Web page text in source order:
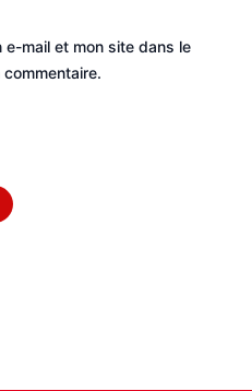
e-mail et mon site dans le